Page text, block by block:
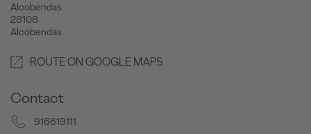
Alcobendas
28108
Alcobendas
ROUTE ON GOOGLE MAPS
Contact
916619111